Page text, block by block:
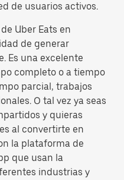
de usuarios activos.
Uber Eats en
de generar
Es una excelente
completo o a tiempo
parcial, trabajos
O tal vez ya seas
y quieras
al convertirte en
la plataforma de
que usan la
industrias y